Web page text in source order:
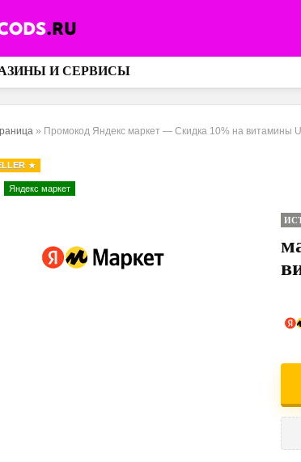
И СЕРВИСЫ
» Промокод Яндекс маркет — Скидка 10% на витамины
Яндекс маркет